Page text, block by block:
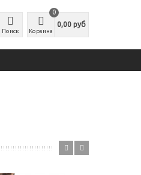
Поиск Корзина
0
0,00 руб